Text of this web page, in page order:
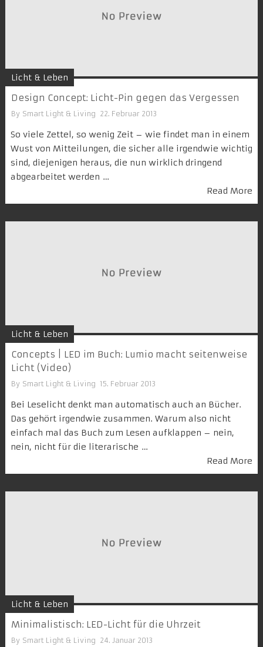
Licht & Leben
Design Concept: Licht-Pin gegen das Vergessen
By Smart Light & Living 22. Februar 2013
So viele Zettel, so wenig Zeit – wie findet man in einem
Wust von Mitteilungen, die sicher alle irgendwie wichtig
sind, diejenigen heraus, die nun wirklich dringend
abgearbeitet werden …
Read More
Licht & Leben
Concepts | LED im Buch: Lumio macht seitenweise
Licht (Video)
By Smart Light & Living 15. Februar 2013
Bei Leselicht denkt man automatisch auch an Bücher.
Das gehört irgendwie zusammen. Warum also nicht
einfach mal das Buch zum Lesen aufklappen – nein,
nein, nicht für die literarische …
Read More
Licht & Leben
Minimalistisch: LED-Licht für die Uhrzeit
By Smart Light & Living 24. Januar 2013